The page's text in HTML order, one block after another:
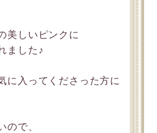
美しいピンクに
ました♪
に入ってくださった方に
ので、